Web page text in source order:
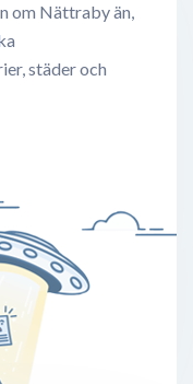
om Nättraby än,
städer och